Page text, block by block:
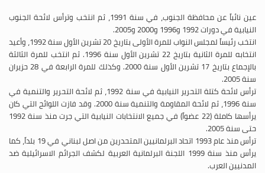
عين نائباً عن محافظة الجنوب، في سنة 1991، ثم انتخب وترأس لائحة الجنوب
النيابية في دورات 1992 و1996 و2000 و2005.
انتخب رئيساً لمجلس النواب للمرة الأولى بتاريخ 20 تشرين الأول سنة 1992، وأعيد
انتخابه للمرة الثانية بتاريخ 22 تشرين الأول سنة 1996. ثم انتخب للمرة الثالثة
بالإجماع بتاريخ 17 تشرين الأول سنة 2000. وكذلك للمرة الرابعة في 28 حزيران
سنة 2005.
ترأس لائحة كتلة التحرير النيابية في سنة 1992، ثم لائحة التحرير والتنمية في
سنة 1996، ثم لائحة المقاومة والتنمية سنة 2000. وقد فازت اللوائح التي كان
يرأسها كاملة (22 عضواً) في جميع الانتخابات النيابية التي جرت منذ سنة 1992
حتى سنة 2005.
ترأس منذ عام 1993 اتحاد البرلمانيين المتحدرين من اصل لبناني في 19 بلداً، كما
يرأس منذ سنة 1999 اللجنة البرلمانية العربية لكشف الجرائم الاسرائيلية ضد
المدنيين العرب.